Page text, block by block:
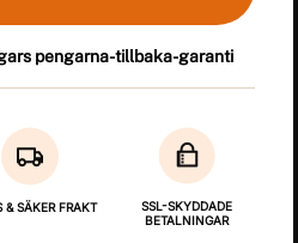
pengarna-tillbaka-garanti
& SÄKER FRAKT
SSL-SKYDDADE
BETALNINGAR